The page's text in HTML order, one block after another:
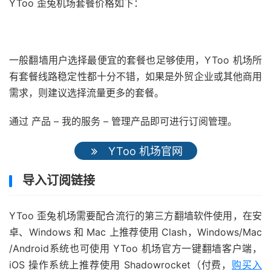
YToo 歪兔机场套餐价格如下：
一般翻墙用户选择最便宜的套餐也足够使用，YToo 机场所
有套餐线路稳定性都十分不错，如果是外贸企业或其他商用
需求，则建议选择流量更多的套餐。
通过 产品 – 我的服务 – 管理产品即可进行订阅管理。
YToo 机场官网
导入订阅链接
YToo 歪兔机场需要配合流行的第三方翻墙软件使用，在安
卓、Windows 和 Mac 上推荐使用 Clash，Windows/Mac
/Android系统也可使用 YToo 机场官方一键翻墙客户端，
iOS 操作系统上推荐使用 Shadowrocket（付费， 购买入